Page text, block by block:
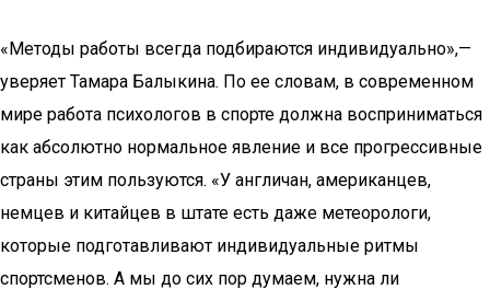
«Методы работы всегда подбираются индивидуально»,—
уверяет Тамара Балыкина. По ее словам, в современном
мире работа психологов в спорте должна восприниматься
как абсолютно нормальное явление и все прогрессивные
страны этим пользуются. «У англичан, американцев,
немцев и китайцев в штате есть даже метеорологи,
которые подготавливают индивидуальные ритмы
спортсменов. А мы до сих пор думаем, нужна ли